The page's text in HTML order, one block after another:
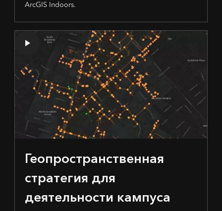
ArcGIS Indoors.
Геопространственная
стратегия для
деятельности кампуса